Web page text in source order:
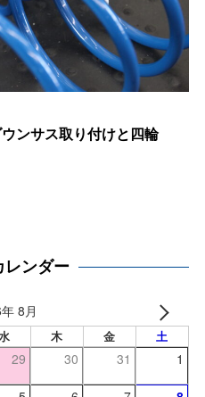
ンサス取り付けと四輪
レンダー
8月
木 金 土
29 30 31 1